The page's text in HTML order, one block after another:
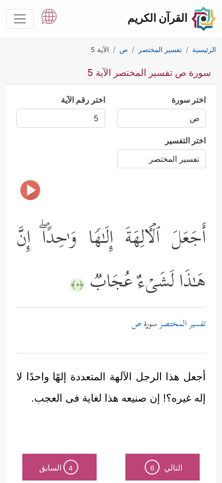
القرآن الكريم
الرئيسية تفسير المختصر ص الآية 5
سورة ص تفسير المختصر الآية 5
اختر سورة اختر رقم الآية
اختر التفسير
أَجَعَلَ ٱلۡـَٔالِهَةَ إِلَـٰهࣰا وَ ٰ⁠حِدًاۖ إِنَّ
هَـٰذَا لَشَیۡءٌ عُجَابࣱ ﴿٥﴾
تفسير المختصرسورة ص
أجعل هذا الرجل الآلهة المتعددة إلهًا واحدًا لا
إله غيره؟! إن صنيعه هذا لغاية فى العجب.
التالي 6
4 السابق